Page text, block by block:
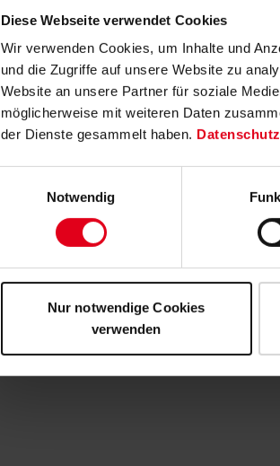
Diese Webseite verwendet Cookies
Wir verwenden Cookies, um Inhalte und
und die Zugriffe auf unsere Website zu
Website an unsere Partner für soziale
möglicherweise mit weiteren Daten
der Dienste gesammelt haben.
Notwendig
Nur notwendige Cookies
verwenden